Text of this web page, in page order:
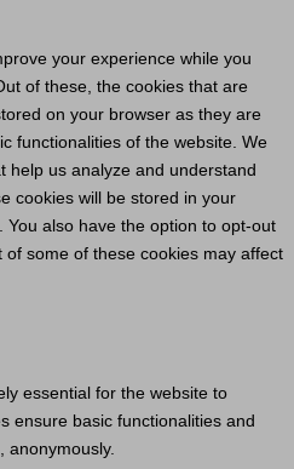
your experience while you
of these, the cookies that are
on your browser as they are
functionalities of the website. We
help us analyze and understand
cookies will be stored in your
also have the option to opt-out
some of these cookies may affect
essential for the website to
ensure basic functionalities and
anonymously.